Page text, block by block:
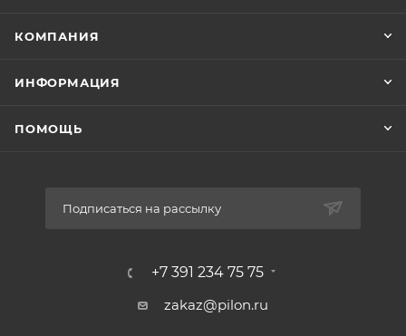
КОМПАНИЯ
ИНФОРМАЦИЯ
ПОМОЩЬ
Подписаться на рассылку
+7 391 234 75 75
zakaz@pilon.ru